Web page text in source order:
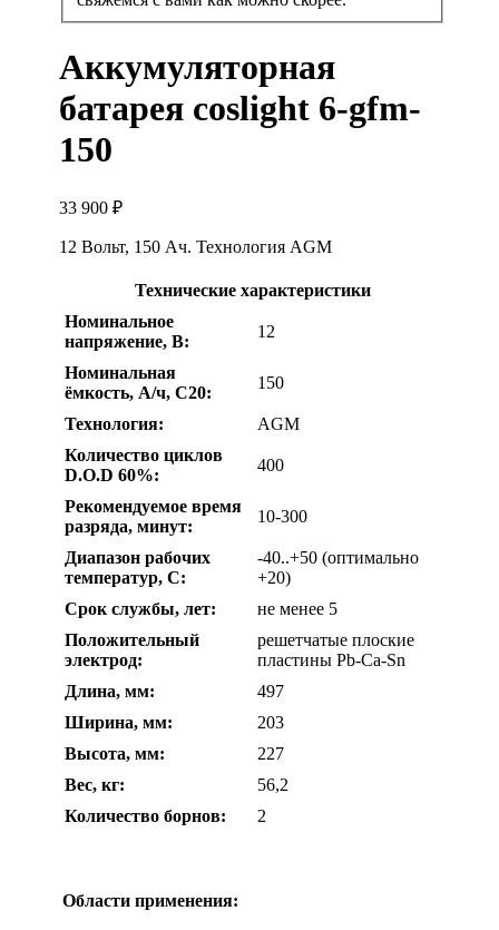
Аккумуляторная
батарея coslight 6-gfm-
150
33 900 ₽
12 Вольт, 150 Ач. Технология AGM
Технические характеристики
Номинальное
напряжение, В:
12
Номинальная
ёмкость, А/ч, С20:
150
Технология:
AGM
Количество циклов
D.O.D 60%:
400
Рекомендуемое время
разряда, минут:
10-300
Диапазон рабочих
температур, С:
-40..+50 (оптимально
+20)
Срок службы, лет:
не менее 5
Положительный
электрод:
решетчатые плоские
пластины Pb-Ca-Sn
Длина, мм:
497
Ширина, мм:
203
Высота, мм:
227
Вес, кг:
56,2
Количество борнов:
2
Области применения: